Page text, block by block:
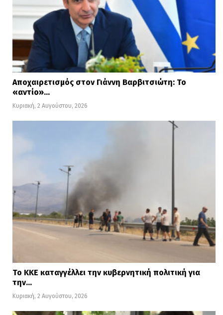
Αποχαιρετισμός στον Γιάννη Βαρβιτσιώτη: Το
«αντίο»…
Κυριακή, 2 Αυγούστου, 2026
Το ΚΚΕ καταγγέλλει την κυβερνητική πολιτική για
την…
Κυριακή, 2 Αυγούστου, 2026